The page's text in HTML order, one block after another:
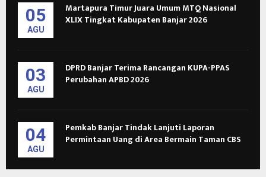
05
AGU
Martapura Timur Juara Umum MTQ Nasional
XLIX Tingkat Kabupaten Banjar 2026
03
AGU
DPRD Banjar Terima Rancangan KUPA-PPAS
Perubahan APBD 2026
04
AGU
Pemkab Banjar Tindak Lanjuti Laporan
Permintaan Uang di Area Bermain Taman CBS